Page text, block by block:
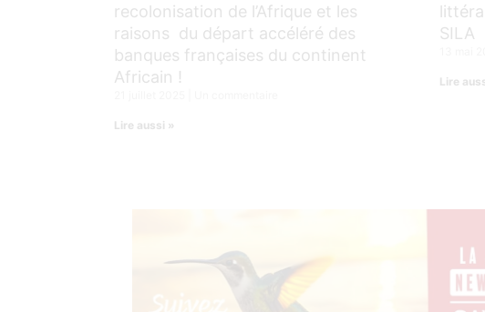
recolonisation de l’Afrique et les
raisons du départ accéléré des
banques françaises du continent
Africain !
Lire aussi »
SILA
Lire